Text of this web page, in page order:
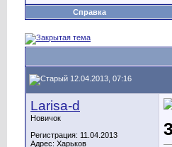
Справка
12.04.2013, 07:16
Larisa-d
Новичок
Регистрация: 11.04.2013
Адрес: Харьков